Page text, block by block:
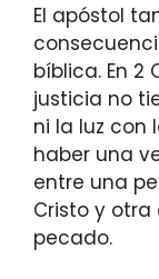
El apóstol
bíblica. En 2
justicia no
ni la luz con
haber una
entre una
Cristo y otra
pecado.